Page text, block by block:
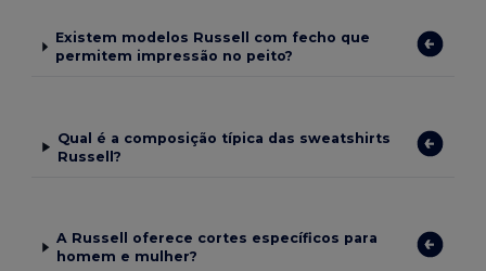
Existem modelos Russell com fecho que
permitem impressão no peito?
Qual é a composição típica das sweatshirts
Russell?
A Russell oferece cortes específicos para
homem e mulher?